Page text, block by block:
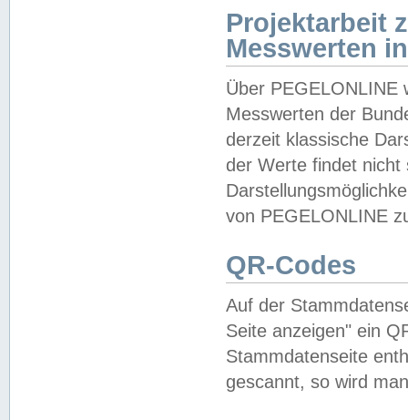
Projektarbeit
Messwerten
Über PEGELONLINE
Messwerten der
derzeit klassische
der Werte findet
von PEGELONLINE
QR-Codes
Auf der
Seite anzeigen" ein
Stammdatenseite
gescannt, so wird